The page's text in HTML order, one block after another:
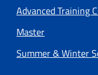
Advanced Training
Master
Summer & Winter